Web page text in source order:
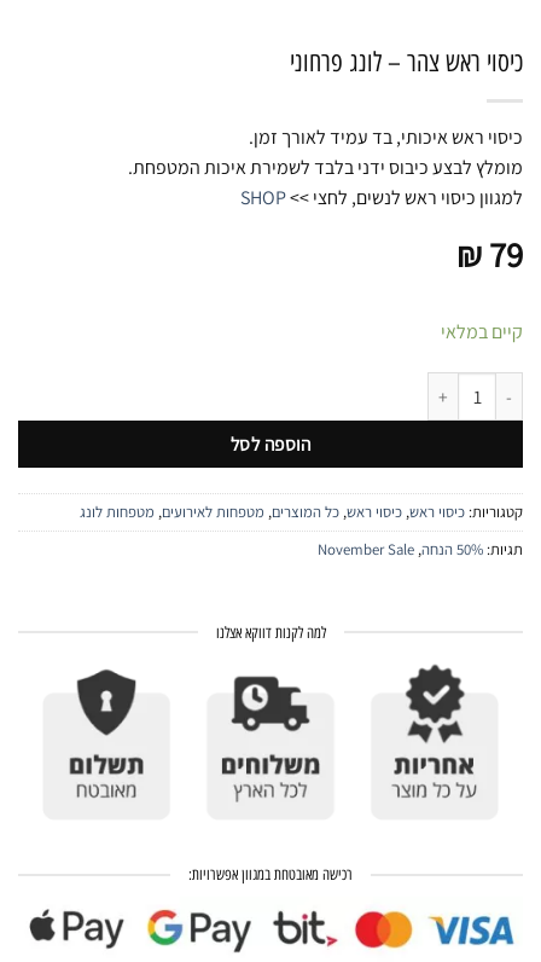
כיסוי ראש צהר – לונג פרחוני
כיסוי ראש איכותי, בד עמיד לאורך זמן.
מומלץ לבצע כיבוס ידני בלבד לשמירת איכות המטפחת.
למגוון כיסוי ראש לנשים, לחצי >>SHOP
₪79
קיים במלאי
כמות של כיסוי ראש צהר - לונג פרחוני
הוספה לסל
קטגוריות: כיסוי ראש, כיסוי ראש, כל המוצרים, מטפחות לאירועים, מטפחות לונג
תגיות: 50% הנחה ,
November Sale
למה לקנות דווקא אצלנו
רכישה מאובטחת במגוון אפשרויות: